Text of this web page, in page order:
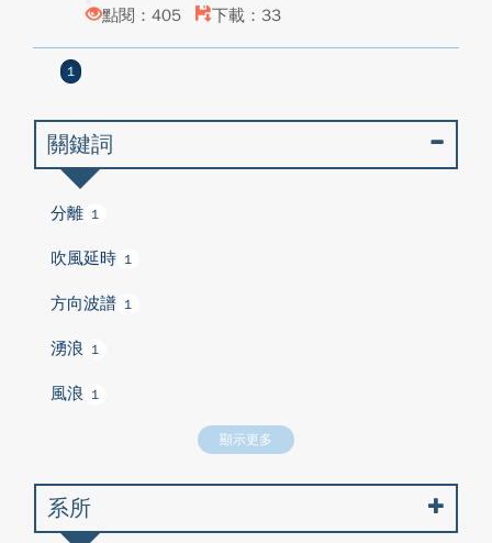
點閱：405
下載：33
1
關鍵詞
分離 1
吹風延時 1
方向波譜 1
湧浪 1
風浪 1
顯示更多
系所